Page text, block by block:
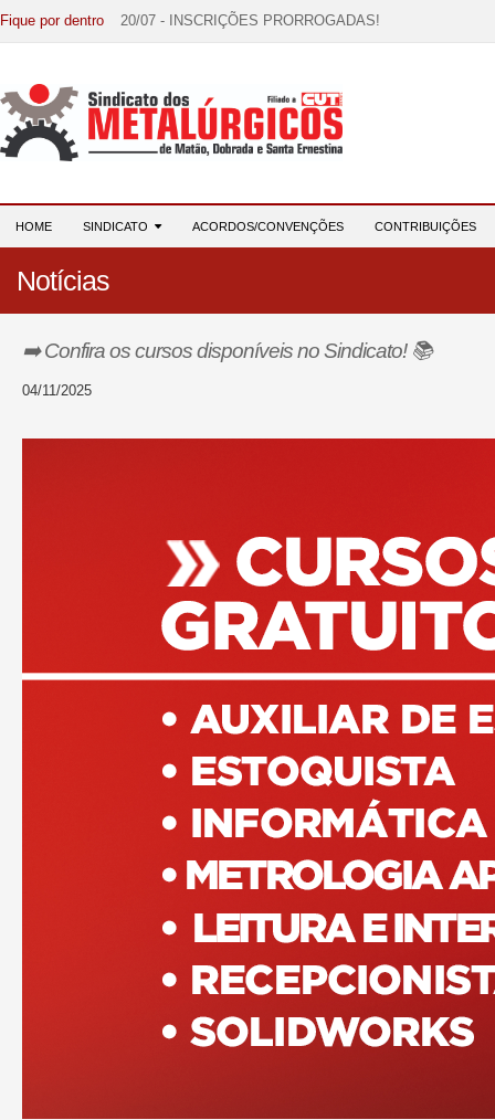
Fique por dentro 20/07 - INSCRIÇÕES PRORROGADAS!
07/07 - Increva-se! Link na descrição!
03/08 - DATA-BASE 2026: HORA DE UNIÃO E
HOME SINDICATO ACORDOS/CONVENÇÕES CONTRIBUIÇÕES
Notícias
➡️ Confira os cursos disponíveis no Sindicato! 📚
04/11/2025